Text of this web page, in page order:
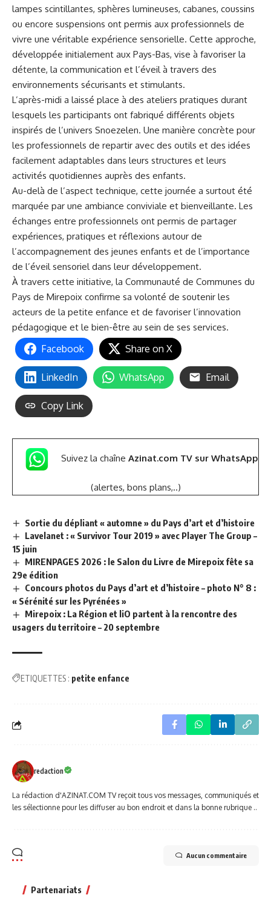
lampes scintillantes, sphères lumineuses, cabanes, coussins
ou encore suspensions ont permis aux professionnels de
vivre une véritable expérience sensorielle. Cette approche,
développée initialement aux Pays-Bas, vise à favoriser la
détente, la communication et l’éveil à travers des
environnements sécurisants et stimulants.
L’après-midi a laissé place à des ateliers pratiques durant
lesquels les participants ont fabriqué différents objets
inspirés de l’univers Snoezelen. Une manière concrète pour
les professionnels de repartir avec des outils et des idées
facilement adaptables dans leurs structures et leurs
activités quotidiennes auprès des enfants.
Au-delà de l’aspect technique, cette journée a surtout été
marquée par une ambiance conviviale et bienveillante. Les
échanges entre professionnels ont permis de partager
expériences, pratiques et réflexions autour de
l’accompagnement des jeunes enfants et de l’importance
de l’éveil sensoriel dans leur développement.
À travers cette initiative, la Communauté de Communes du
Pays de Mirepoix confirme sa volonté de soutenir les
acteurs de la petite enfance et de favoriser l’innovation
pédagogique et le bien-être au sein de ses services.
Facebook Share on X
LinkedIn WhatsApp Email
Copy Link
Suivez la chaîne Azinat.com TV sur WhatsApp
(alertes, bons plans,..)
Sortie du dépliant « automne » du Pays d’art et d’histoire
Lavelanet : « Survivor Tour 2019 » avec Player The Group –
15 juin
MIRENPAGES 2026 : le Salon du Livre de Mirepoix fête sa
29e édition
Concours photos du Pays d’art et d’histoire – photo N° 8 :
« Sérénité sur les Pyrénées »
Mirepoix : La Région et liO partent à la rencontre des
usagers du territoire – 20 septembre
ETIQUETTES : petite enfance
redaction
La rédaction d'AZINAT.COM TV reçoit tous vos messages, communiqués et
les sélectionne pour les diffuser au bon endroit et dans la bonne rubrique ..
Aucun commentaire
Partenariats